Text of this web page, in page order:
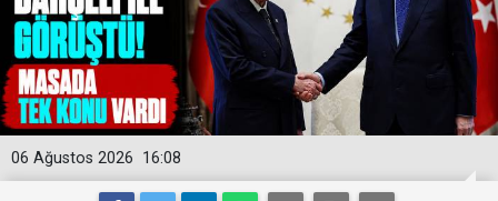
16:08
06 Ağustos 2026